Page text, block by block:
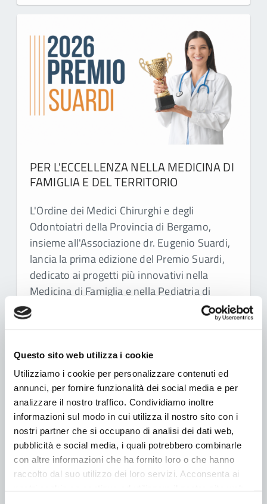
Questo sito web utilizza i cookie
Utilizziamo i cookie per personalizzare contenuti ed
annunci, per fornire funzionalità dei social media e per
analizzare il nostro traffico. Condividiamo inoltre
informazioni sul modo in cui utilizza il nostro sito con i
nostri partner che si occupano di analisi dei dati web,
pubblicità e social media, i quali potrebbero combinarle
con altre informazioni che ha fornito loro o che hanno
raccolto dal suo utilizzo dei loro servizi. Acconsenta ai
PER L'ECCELLENZA NELLA MEDICINA DI
FAMIGLIA E DEL TERRITORIO
L'Ordine dei Medici Chirurghi e degli
Odontoiatri della Provincia di Bergamo,
insieme all'Associazione dr. Eugenio Suardi,
lancia la prima edizione del Premio Suardi,
dedicato ai progetti più innovativi nella
Medicina di Famiglia e nella Pediatria di
Libera Scelta.
Leggi tutto …